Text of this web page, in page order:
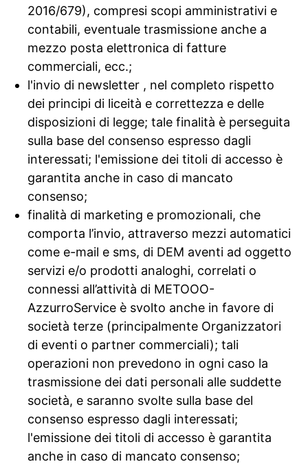
2016/679), compresi scopi amministrativi e
contabili, eventuale trasmissione anche a
mezzo posta elettronica di fatture
commerciali, ecc.;
l'invio di newsletter , nel completo rispetto
dei principi di liceità e correttezza e delle
disposizioni di legge; tale finalità è perseguita
sulla base del consenso espresso dagli
interessati; l'emissione dei titoli di accesso è
garantita anche in caso di mancato
consenso;
finalità di marketing e promozionali, che
comporta l’invio, attraverso mezzi automatici
come e-mail e sms, di DEM aventi ad oggetto
servizi e/o prodotti analoghi, correlati o
connessi all’attività di METOOO-
AzzurroService è svolto anche in favore di
società terze (principalmente Organizzatori
di eventi o partner commerciali); tali
operazioni non prevedono in ogni caso la
trasmissione dei dati personali alle suddette
società, e saranno svolte sulla base del
consenso espresso dagli interessati;
l'emissione dei titoli di accesso è garantita
anche in caso di mancato consenso;